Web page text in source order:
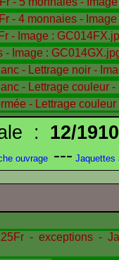
: 12/1910
ouvrage --- Jaquettes